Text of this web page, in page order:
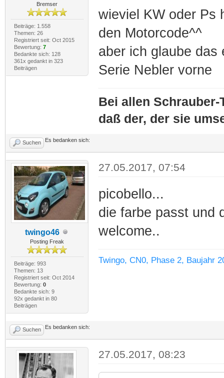
Bremser
Beiträge: 1.558
Themen: 26
Registriert seit: Oct 2015
Bewertung: 7
Bedankte sich: 128
361x gedankt in 323
Beiträgen
wieviel KW oder Ps
den Motorcode^^
aber ich glaube das
Serie Nebler vorne
Bei allen
daß der, der sie
Suchen Es bedanken sich:
twingo46
Posting Freak
Beiträge: 993
Themen: 13
Registriert seit: Oct 2014
Bewertung: 0
Bedankte sich: 9
92x gedankt in 80
Beiträgen
27.05.2017, 07:54
picobello...
die farbe passt und
welcome..
Twingo, CN0, Phase 2, Baujahr
Suchen Es bedanken sich:
27.05.2017, 08:23